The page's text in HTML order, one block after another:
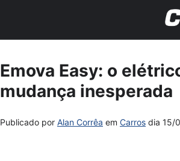
Emova Easy: o
mudança inesperada
Publicado por Alan Corrêa em Carros dia 15/